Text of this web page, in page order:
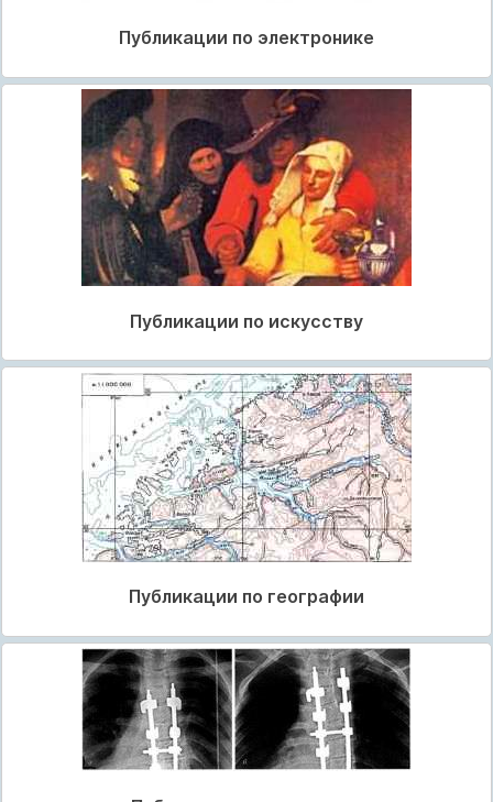
Публикации по электронике
Публикации по искусству
Публикации по географии